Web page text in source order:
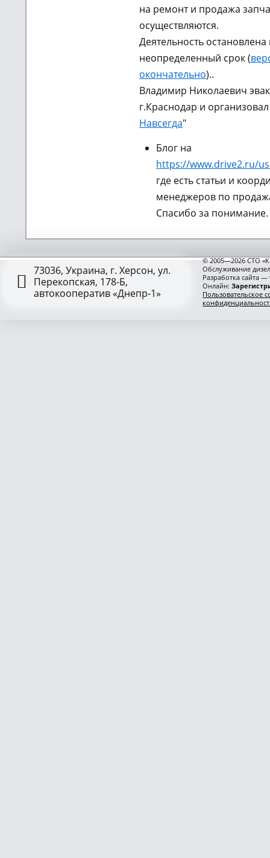
на ремонт и продажа
осуществляются.
Деятельность остановлена
неопределенный срок (
окончательно)..
Владимир Николаевич
г.Краснодар и
Навсегда"
Блог на
https://www.drive2.ru/
где есть статьи и
менеджеров по
Спасибо за понимание.
73036, Украина, г. Херсон, ул.
Перекопская, 178-Б,
автокооператив «Днепр-1»
© 2005—2026 СТО
Обслуживание
Разработка сайта
Онлайн:
Пользовательское